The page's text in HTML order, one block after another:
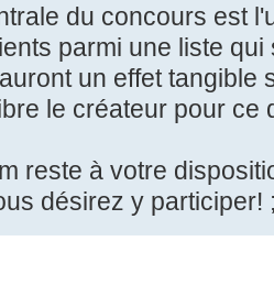
du concours est
parmi une liste
un effet tangible
le créateur pour ce
reste à votre
désirez y participer!